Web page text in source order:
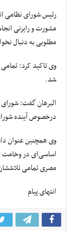
رئیس شورای نظامی
مشورت و رایزنی
مطلوبی به دنبال
وی تاکید کرد:
شد.
البرهان گفت: شورای
درخصوص آینده
وی همچنین عنوان
اساسی‌ای در وخامت
مصری تمامی
انتهای پیام